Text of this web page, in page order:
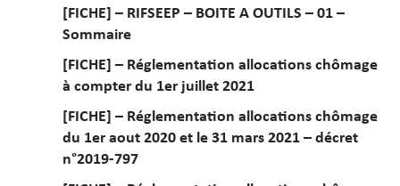
[FICHE] – RIFSEEP – BOITE A OUTILS – 01 –
Sommaire
[FICHE] – Réglementation allocations chômage
à compter du 1er juillet 2021
[FICHE] – Réglementation allocations chômage
du 1er aout 2020 et le 31 mars 2021 – décret
n°2019-797